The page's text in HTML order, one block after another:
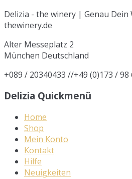
Delizia - the winery | Genau Dein
thewinery.de
Alter Messeplatz 2
München Deutschland
+089 / 20340433 //+49 (0)173 / 98
Delizia Quickmenü
Home
Shop
Mein Konto
Kontakt
Hilfe
Neuigkeiten